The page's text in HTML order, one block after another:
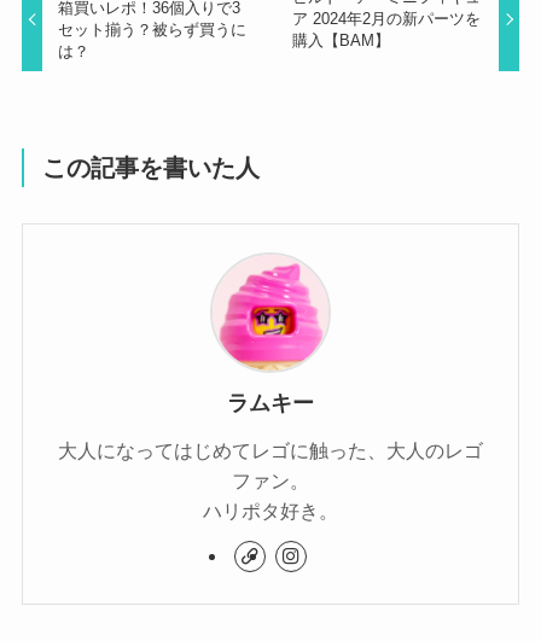
箱買いレポ！36個入りで3
セット揃う？被らず買うに
は？
ア 2024年2月の新パーツを
購入【BAM】
この記事を書いた人
ラムキー
大人になってはじめてレゴに触った、大人のレゴ
ファン。
ハリポタ好き。